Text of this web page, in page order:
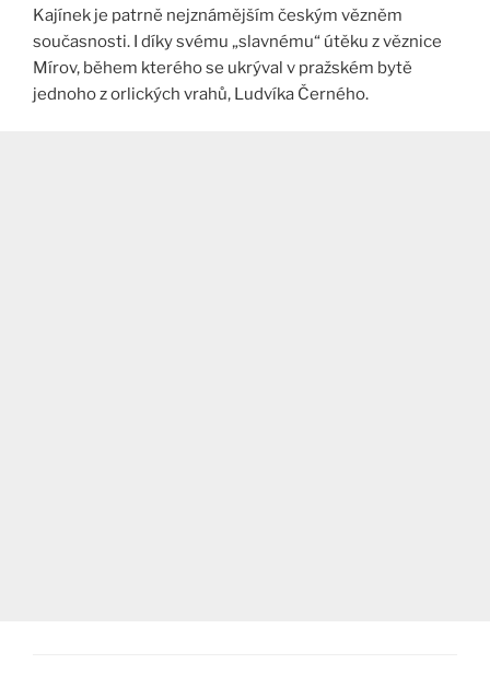
Kajínek je patrně nejznámějším českým vězněm
současnosti. I díky svému „slavnému“ útěku z věznice
Mírov, během kterého se ukrýval v pražském bytě
jednoho z orlických vrahů, Ludvíka Černého.